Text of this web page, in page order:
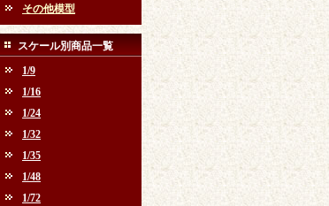
その他模型
スケール別商品一覧
1/9
1/16
1/24
1/32
1/35
1/48
1/72